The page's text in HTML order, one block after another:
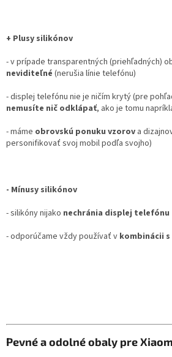
+ Plusy silikónov
- v prípade transparentných (priehľadných)
neviditeľné (nerušia línie telefónu)
- displej telefónu nie je ničím krytý (pre
nemusíte nič odklápať, ako je tomu
- máme obrovskú ponuku vzorov a
personifikovať svoj mobil podľa svojho)
- Mínusy silikónov
- silikóny nijako nechránia displej telefónu
- odporúčame vždy používať v kombinácii
Pevné a odolné obaly pre